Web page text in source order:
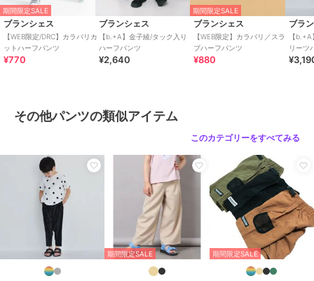
子ども/子供/こども/子供服/キッズ/ジュニア/男の子/女の子
ブランシェス
性別タイプ
ガールズ
その他パンツ
／その他パンツ
カラー チャコールグレー、グレー
サイズ 7サイズ展開
素材
グレー/チャコールグレー：【グレ
ー】綿74% ポリエステル25%
ポリウレタン1% 【チャコールグ
レー】レーヨン46% ポリエステ
期間限定SALE
ブランシェス
【WEB限定/DRC】カラバリカ
ットハーフパンツ
¥770
ブランシェス
【b.+A】金子綾/タック入り
ハーフパンツ
¥2,640
期間限定SALE
ブランシェス
【WEB限定】カラバリ／スラ
ブハーフパンツ
¥880
ブラ
【
リーツ
その他パンツの類似アイテム
このカテゴリーをすべてみる
期間限定SALE 期間限定SALE